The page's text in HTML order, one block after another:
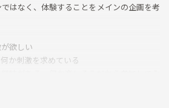
はなく、体験することをメインの企画を考
欲しい
か刺激を求めている